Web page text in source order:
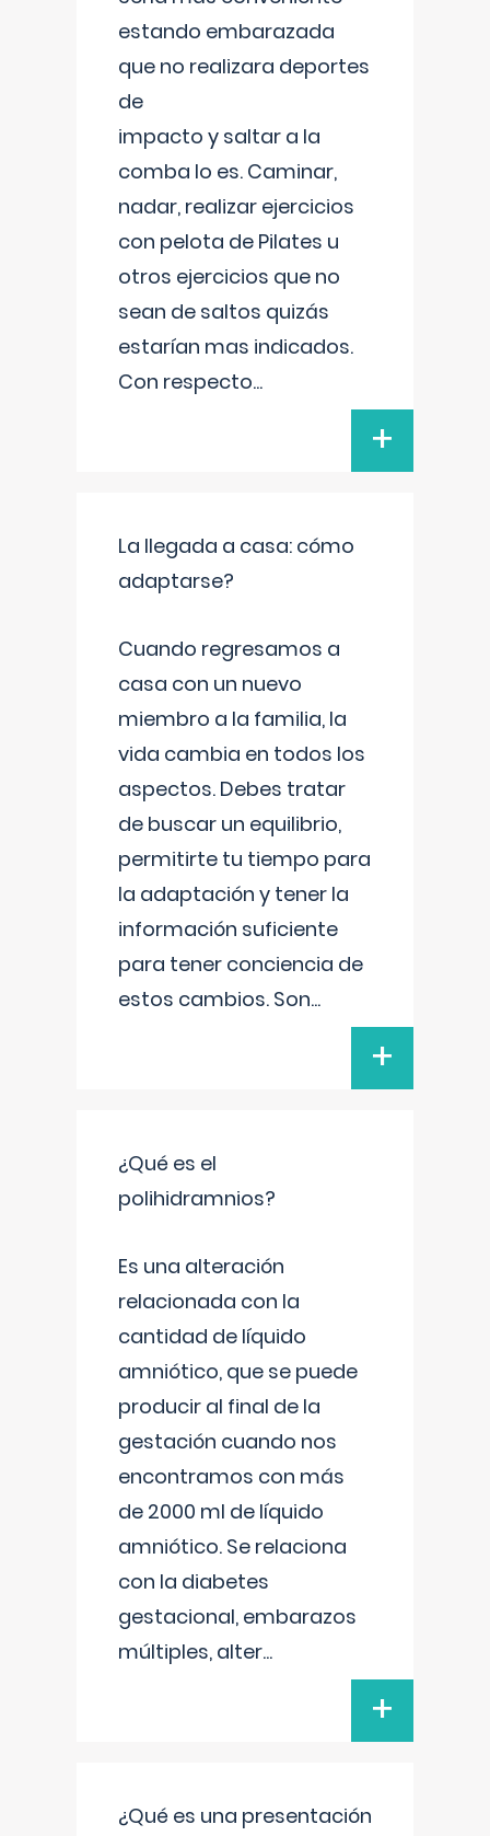
estando embarazada
que no realizara deportes
de
impacto y saltar a la
comba lo es. Caminar,
nadar, realizar ejercicios
con pelota de Pilates u
otros ejercicios que no
sean de saltos quizás
estarían mas indicados.
Con respecto...
+
La llegada a casa: cómo
adaptarse?
Cuando regresamos a
casa con un nuevo
miembro a la familia, la
vida cambia en todos los
aspectos. Debes tratar
de buscar un equilibrio,
permitirte tu tiempo para
la adaptación y tener la
información suficiente
para tener conciencia de
estos cambios. Son...
+
¿Qué es el
polihidramnios?
Es una alteración
relacionada con la
cantidad de líquido
amniótico, que se puede
producir al final de la
gestación cuando nos
encontramos con más
de 2000 ml de líquido
amniótico. Se relaciona
con la diabetes
gestacional, embarazos
múltiples, alter...
+
¿Qué es una presentación